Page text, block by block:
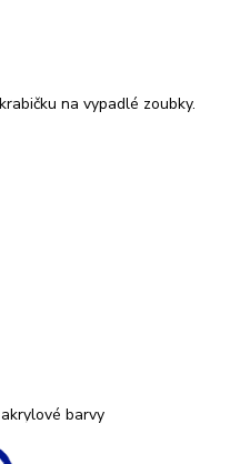
na vypadlé zoubky.
barvy